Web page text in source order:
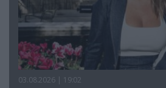
03.08.2026 | 19:02